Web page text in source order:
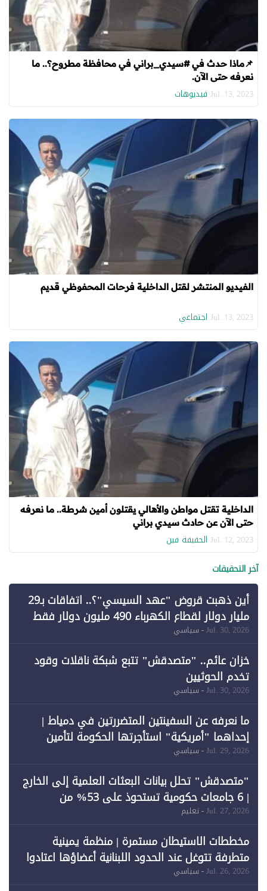
📌ماذا حدث في #سيدي_براني في محافظة مطروح؟.. ما
نعرفه حتى الآن.
Jul. 13, 2023 فيديوهات
الفيديو المنتشر لقتل الداخلية فرحات المحفوظي قديم
Jul. 13, 2023 اجتماعي
الداخلية تقتل مواطن والأهالي يقتلون أمين شرطة.. ما نعرفه
حتى الآن عن حادث سيدي براني
Jul. 12, 2023 الحقيقة فين
آخر التحقيقات
أين ذهبت قروض "عهد السيسي"؟.. اتفاقات بـ29
مليار دولار لقطاع الكهرباء 490 مليون دولار فقط
لـ"الطاقة المتجددة" (1)
Jul. 30, 2026- سياسي
خزان عائم.. "متصدقش" تتبع شبكة ناقلات وقود
تخدم الحوثيين
Jul. 30, 2026- سياسي
ما نعرفه عن السفينتين المتضررتين في دمياط |
إحداهما "أمريكية" استأجرتها الحكومة لتأمين
احتياجات الطاقة
Jul. 29, 2026- سياسي
"متصدقش" تحلل بيانات البعثات العلمية إلى الخارج
| 6 جامعات حكومية تستحوذ على 53% من
Jul. 27, 2026- تعليم
مخططات الاستيطان مستمرة | منظمة يمينية
متطرفة تتوغل عند الحدود اللبنانية أعضاؤها اعتادوا
خرق الحدود
Jul. 26, 2026- سياسي